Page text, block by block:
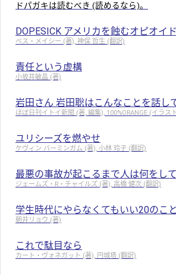
ドパガキは読むべき (読めるなら)。
DOPESICK アメリカを蝕むオピオイ
ベス・メイシー (著), 神保 哲生 (翻訳)
責任という虚構
小坂井敏晶 (著)
岩田さん 岩田聡はこんなことを話し
ほぼ日刊イトイ新聞 (著, 編集), 100%ORANGE (イラス
ユリシーズを燃やせ
ケヴィン バーミンガム (著), 小林 玲子 (翻訳)
最悪の事故が起こるまで人は何をし
ジェームズ・R・チャイルズ (著), 高橋 健次 (翻訳)
学生時代にやらなくてもいい20のこと
朝井リョウ (著)
これで駄目なら
カート・ヴォネガット (著), 円城塔 (翻訳)